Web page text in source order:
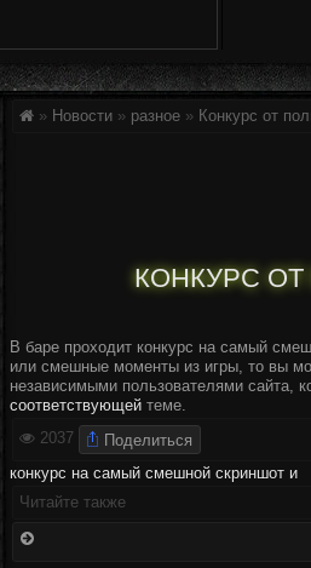
» Новости » разное » Конкурс от
КОНКУРС
В баре проходит конкурс на самый
или смешные моменты из игры, то вы
независимыми пользователями сайта,
соответствующей теме.
2037
Поделиться
конкурс на самый смешной скриншот и
Читайте также